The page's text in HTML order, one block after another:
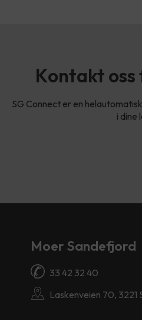
Kontakt
SG Connect er en
i dine
Moer Sandefjord
33 42 32 40
Laskenveien 70, 3221